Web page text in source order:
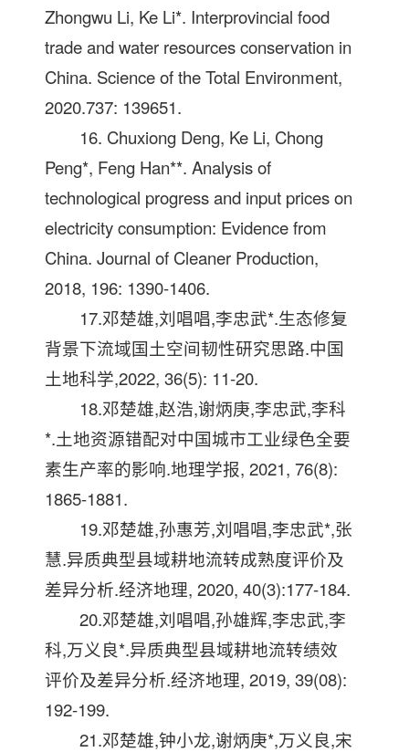
Zhongwu Li, Ke Li*. Interprovincial food
trade and water resources conservation in
China. Science of the Total Environment,
2020.737: 139651.
16. Chuxiong Deng, Ke Li, Chong
Peng*, Feng Han**. Analysis of
technological progress and input prices on
electricity consumption: Evidence from
China. Journal of Cleaner Production,
2018, 196: 1390-1406.
17.邓楚雄,刘唱唱,李忠武*.生态修复
背景下流域国土空间韧性研究思路.中国
土地科学,2022, 36(5): 11-20.
18.邓楚雄,赵浩,谢炳庚,李忠武,李科
*.土地资源错配对中国城市工业绿色全要
素生产率的影响.地理学报, 2021, 76(8):
1865-1881.
19.邓楚雄,孙惠芳,刘唱唱,李忠武*,张
慧.异质典型县域耕地流转成熟度评价及
差异分析.经济地理, 2020, 40(3):177-184.
20.邓楚雄,刘唱唱,孙雄辉,李忠武,李
科,万义良*.异质典型县域耕地流转绩效
评价及差异分析.经济地理, 2019, 39(08):
192-199.
21.邓楚雄,钟小龙,谢炳庚*,万义良,宋